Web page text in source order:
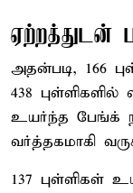
ஏற்றத்துடன்
அதன்படி, 166
438 புள்ளிகளில்
உயர்ந்த பேங்க்
வர்த்தகமாகி
137 புள்ளிகள்